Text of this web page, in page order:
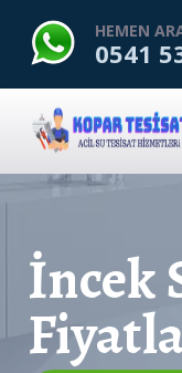
HEMEN
0541
İncek